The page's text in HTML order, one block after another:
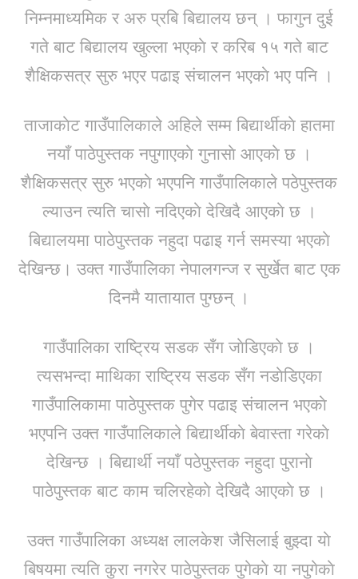
निम्नमाध्यमिक र अरु प्रबि बिद्यालय छन् । फागुन दुई
गते बाट बिद्यालय खुल्ला भएकाे र करिब १५ गते बाट
शैक्षिकसत्र सुरु भएर पढाइ संचालन भएकाे भए पनि ।
ताजाकाेट गाउँपालिकाले अहिले सम्म बिद्यार्थीकाे हातमा
नयाँ पाठेपुस्तक नपुगाएकाे गुनासाे आएकाे छ ।
शैक्षिकसत्र सुरु भएकाे भएपनि गाउँपालिकाले पठेपुस्तक
ल्याउन त्यति चासाे नदिएकाे देखिदै आएकाे छ ।
बिद्यालयमा पाठेपुस्तक नहुदा पढाइ गर्न समस्या भएकाे
देखिन्छ। उक्त गाउँपालिका नेपालगन्ज र सुर्खेत बाट एक
दिनमै यातायात पुग्छन् ।
गाउँपालिका राष्ट्रिय सडक सँग जाेडिएकाे छ ।
त्यसभन्दा माथिका राष्ट्रिय सडक सँग नडाेडिएका
गाउँपालिकामा पाठेपुस्तक पुगेर पढाइ संचालन भएकाे
भएपनि उक्त गाउँपालिकाले बिद्यार्थीकाे बेवास्ता गरेकाे
देखिन्छ । बिद्यार्थी नयाँ पठेपुस्तक नहुदा पुरानाे
पाठेपुस्तक बाट काम चलिरहेकाे देखिदै आएकाे छ ।
उक्त गाउँपालिका अध्यक्ष लालकेश जैसिलाई बुझ्दा याे
बिषयमा त्यति कुरा नगरेर पाठेपुस्तक पुगेकाे या नपुगेकाे